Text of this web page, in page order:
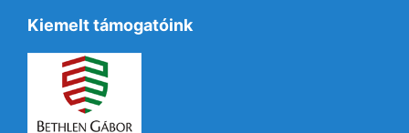
Kiemelt támogatóink